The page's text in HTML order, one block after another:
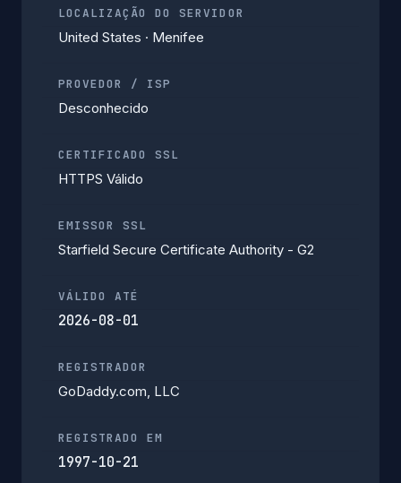
LOCALIZAÇÃO DO SERVIDOR
United States · Menifee
PROVEDOR / ISP
Desconhecido
CERTIFICADO SSL
HTTPS Válido
EMISSOR SSL
Starfield Secure Certificate Authority - G2
VÁLIDO ATÉ
2026-08-01
REGISTRADOR
GoDaddy.com, LLC
REGISTRADO EM
1997-10-21